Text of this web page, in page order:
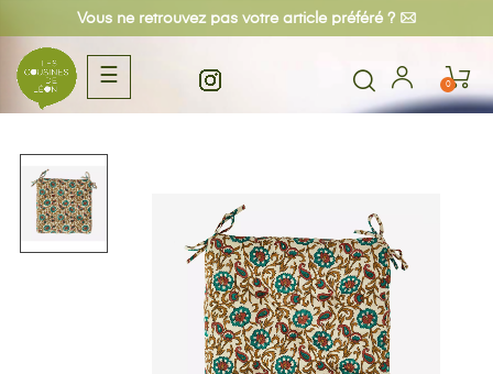
Vous ne retrouvez pas votre article préféré ?
Basculer
la
navigation
☰ 0